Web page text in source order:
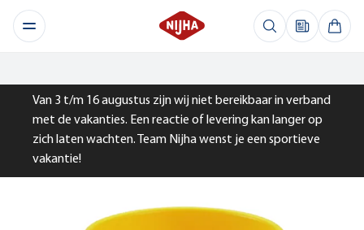
Van 3 t/m 16 augustus zijn wij niet bereikbaar in verband
met de vakanties. Een reactie of levering kan langer op
zich laten wachten. Team Nijha wenst je een sportieve
vakantie!